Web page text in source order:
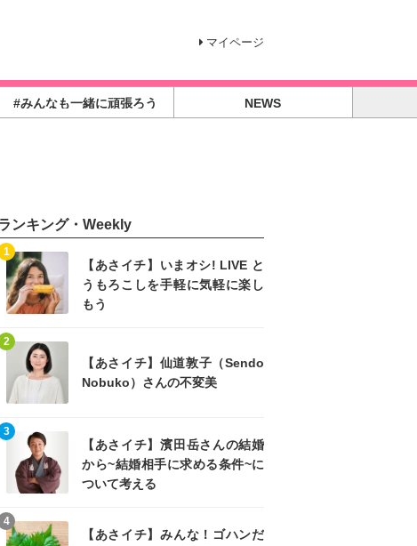
マイページ
#みんなも一緒に頑張ろう NEWS
ンキング・Weekly
【あさイチ】いまオシ! LIVE と
うもろこしを手軽に気軽に楽し
もう
1
【あさイチ】仙道敦子（Sendo
Nobuko）さんの不変美
2
【あさイチ】濱田岳さんの結婚
から~結婚相手に求める条件~に
ついて考える
3
【あさイチ】みんな！ゴハンだ
4